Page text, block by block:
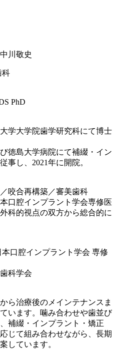
科
PhD
学大学院歯学研究科にて博士
徳島大学病院にて補綴・イン
事し、2021年に開院。
咬合再構築／審美歯科
口腔インプラント学会専修医
科的視点の双方から総合的に
口腔インプラント学会 専修
科学会
ら治療後のメインテナンスま
います。噛み合わせや歯並び
補綴・インプラント・矯正
じて組み合わせながら、長期
しています。